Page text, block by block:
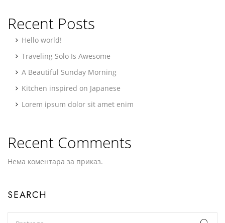
Recent Posts
Hello world!
Traveling Solo Is Awesome
A Beautiful Sunday Morning
Kitchen inspired on Japanese
Lorem ipsum dolor sit amet enim
Recent Comments
Нема коментара за приказ.
SEARCH